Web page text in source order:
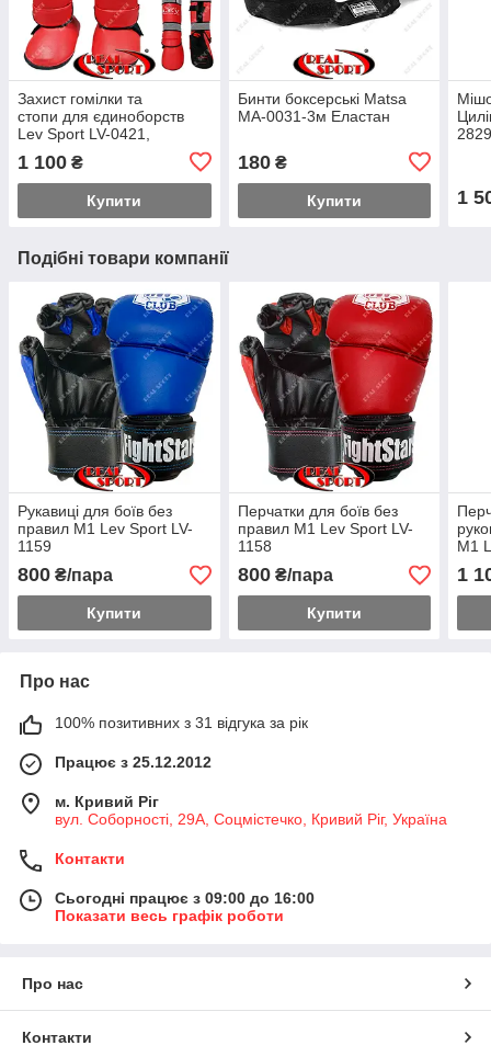
Захист гомілки та
стопи для єдиноборств
Lev Sport LV-0421,
1 100 ₴
Купити
Бинти боксерські Matsa
MA-0031-3м Еластан
180₴
Купити 1
Подібні товари компанії
Рукавиці для боїв без
правил M1 Lev Sport LV-
1159
800 ₴/пара
Купити
Перчатки для боїв без
правил M1 Lev Sport LV-
1158
800₴/пара
Купити
M1
1
Про нас
100% позитивних з 31 відгука за рік
Працює з 25.12.2012
м. Кривий Ріг
вул. Соборності, 29А, Соцмістечко, Кривий Ріг, Україна
Контакти
Сьогодні працює з 09:00 до 16:00
Показати весь графік роботи
Про нас
Контакти